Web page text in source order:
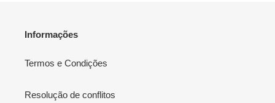
Informações
Termos e Condições
Resolução de conflitos